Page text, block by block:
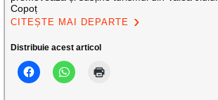
Copoț
CITEȘTE MAI DEPARTE
Distribuie acest articol